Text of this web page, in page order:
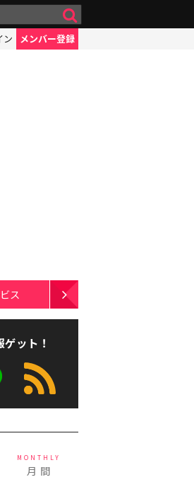
ン メンバー登録
ス
ット！
MONTHLY
月 間